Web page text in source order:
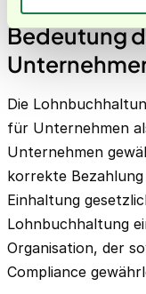
Bedeutung
Die
für Unternehmen
Unternehmen
korrekte
Einhaltung
Lohnbuchhaltung
Organisation, der
Compliance